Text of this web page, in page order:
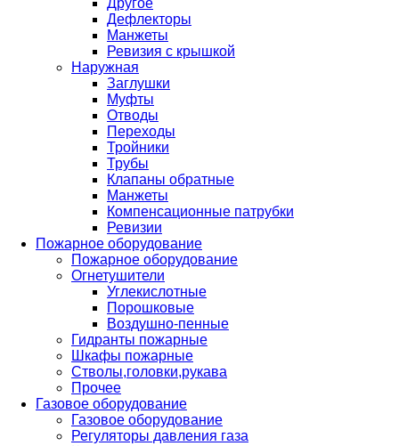
Другое
Дефлекторы
Манжеты
Ревизия с крышкой
Наружная
Заглушки
Муфты
Отводы
Переходы
Тройники
Трубы
Клапаны обратные
Манжеты
Компенсационные патрубки
Ревизии
Пожарное оборудование
Пожарное оборудование
Огнетушители
Углекислотные
Порошковые
Воздушно-пенные
Гидранты пожарные
Шкафы пожарные
Стволы,головки,рукава
Прочее
Газовое оборудование
Газовое оборудование
Регуляторы давления газа